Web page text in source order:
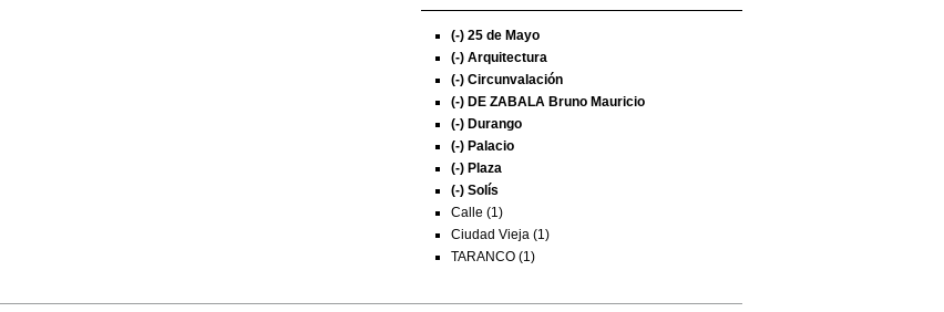
(-) 25 de Mayo
(-) Arquitectura
(-) Circunvalación
(-) DE ZABALA Bruno Mauricio
(-) Durango
(-) Palacio
(-) Plaza
(-) Solís
Calle (1)
Ciudad Vieja (1)
TARANCO (1)